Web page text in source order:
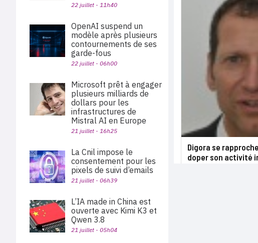
Digora se
doper son activité
22 juillet - 11h40
OpenAI suspend un
modèle après plusieurs
contournements de ses
garde-fous
22 juillet - 06h00
Microsoft prêt à engager
plusieurs milliards de
dollars pour les
infrastructures de
Mistral AI en Europe
21 juillet - 16h25
La Cnil impose le
consentement pour les
pixels de suivi d’emails
21 juillet - 06h39
L’IA made in China est
ouverte avec Kimi K3 et
Qwen 3.8
21 juillet - 05h04